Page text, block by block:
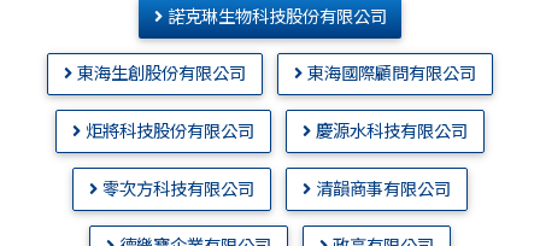
諾克琳生物科技股份有限公司
東海生創股份有限公司 東海國際顧問有限公司
炬將科技股份有限公司 慶源水科技有限公司
零次方科技有限公司 清韻商事有限公司